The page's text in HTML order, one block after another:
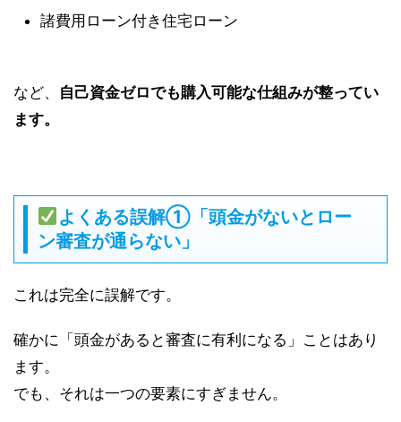
諸費用ローン付き住宅ローン
など、 自己資金ゼロでも購入可能な仕組みが整ってい
ます。
よくある誤解①「頭金がないとロー
ン審査が通らない」
これは完全に誤解です。
確かに「頭金があると審査に有利になる」ことはあり
ます。
でも、それは一つの要素にすぎません。